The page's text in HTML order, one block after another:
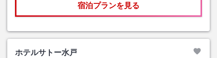
宿泊プランを見る
ホテルサトー水戸